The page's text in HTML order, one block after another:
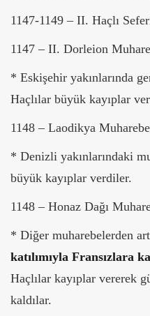
1147-1149 – II. Haçlı
1147 – II. Dorleion
* Eskişehir yakınlarında
Haçlılar büyük kayıplar
1148 – Laodikya
* Denizli yakınlarındaki
büyük kayıplar verdiler.
1148 – Honaz Dağı
* Diğer muharebelerden
katılımıyla Fransızlara
Haçlılar kayıplar vererek
kaldılar.